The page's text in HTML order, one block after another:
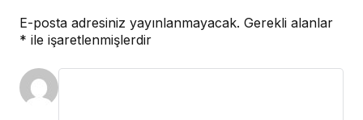
E-posta adresiniz yayınlanmayacak. Gerekli alanlar
* ile işaretlenmişlerdir